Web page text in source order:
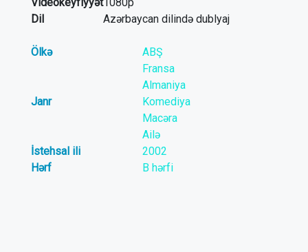
Dil
Azərbaycan dilində dublyaj
Ölkə
ABŞ
Fransa
Almaniya
Janr
Komediya
Macəra
Ailə
İstehsal ili
2002
Hərf
B hərfi